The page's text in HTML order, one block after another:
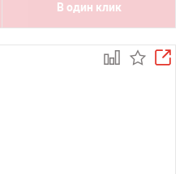
В один клик